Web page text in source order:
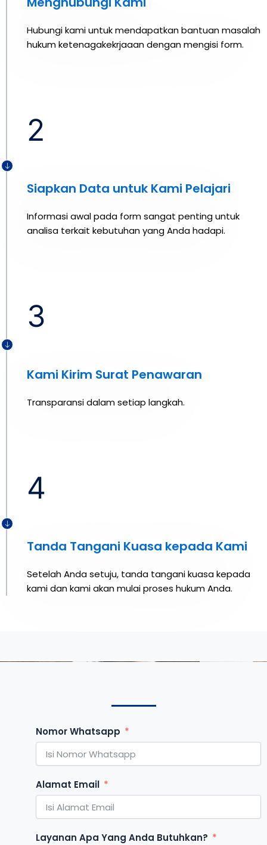
Hubungi kami untuk mendapatkan bantuan masalah
hukum ketenagakekrjaaan dengan mengisi form.
Siapkan Data untuk Kami Pelajari
Informasi awal pada form sangat penting untuk
analisa terkait kebutuhan yang Anda hadapi.
2
Kami Kirim Surat Penawaran
Transparansi dalam setiap langkah.
3
Tanda Tangani Kuasa kepada Kami
Setelah Anda setuju, tanda tangani kuasa kepada
kami dan kami akan mulai proses hukum Anda.
4
Nomor Whatsapp
Alamat Email
Layanan Apa Yang Anda Butuhkan?